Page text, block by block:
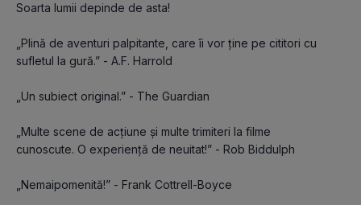
Soarta lumii depinde de asta!
„Plină de aventuri palpitante, care îi vor ține pe cititori cu
sufletul la gură.” - A.F. Harrold
„Un subiect original.” - The Guardian
„Multe scene de acțiune și multe trimiteri la filme
cunoscute. O experiență de neuitat!” - Rob Biddulph
„Nemaipomenită!” - Frank Cottrell-Boyce